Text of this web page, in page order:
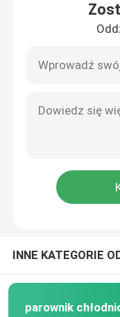
O nas
INNE KATEGORIE
parownik